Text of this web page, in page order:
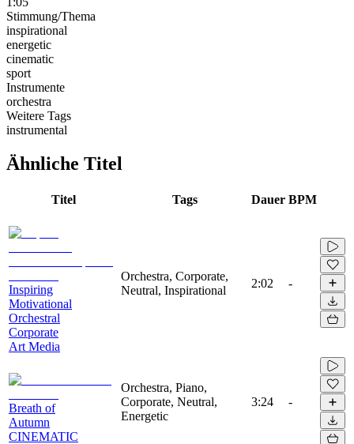
Stimmung/Thema
inspirational
energetic
cinematic
sport
Instrumente
orchestra
Weitere Tags
instrumental
Ähnliche Titel
Titel Tags Dauer BPM
Inspiring
Motivational
Orchestral
Corporate
Art Media
Orchestra, Corporate,
Neutral, Inspirational
2:02 -
Breath of
Autumn
CINEMATIC
Orchestra, Piano,
Corporate, Neutral,
Energetic
3:24 -